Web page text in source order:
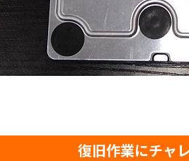
復旧作業にチャ